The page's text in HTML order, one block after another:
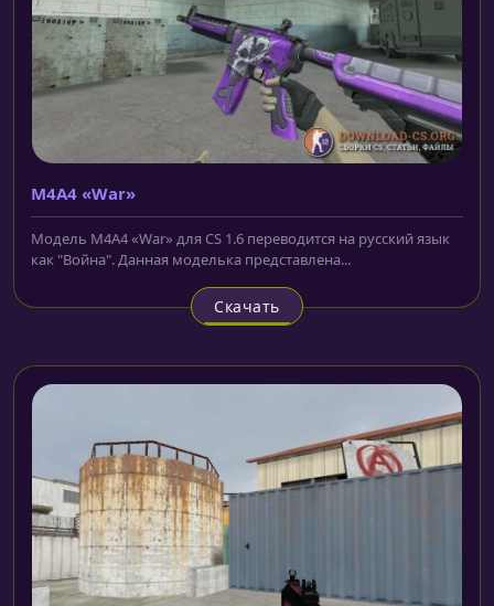
M4A4 «War»
Модель M4A4 «War» для CS 1.6 переводится на русский язык
как "Война". Данная моделька представлена...
Скачать